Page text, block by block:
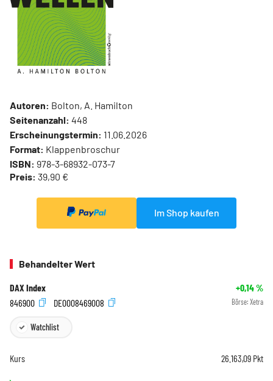
Autoren: Bolton, A. Hamilton
Seitenanzahl: 448
Erscheinungstermin: 11.06.2026
Format: Klappenbroschur
ISBN: 978-3-68932-073-7
Preis: 39,90 €
Im Shop kaufen
Behandelter Wert
DAX Index +0,14%
846900
DE0008469008 Börse: Xetra
Watchlist
Kurs 26.163,09 Pkt